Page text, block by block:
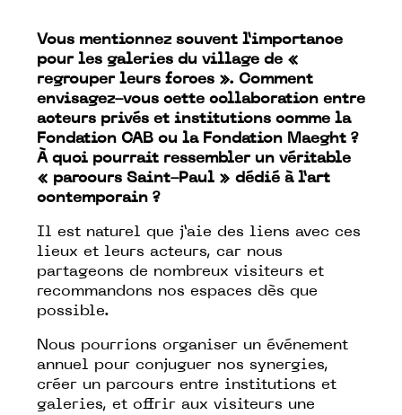
Vous mentionnez souvent l’importance
pour les galeries du village de «
regrouper leurs forces ». Comment
envisagez-vous cette collaboration entre
acteurs privés et institutions comme la
Fondation CAB ou la Fondation Maeght ?
À quoi pourrait ressembler un véritable
« parcours Saint-Paul » dédié à l’art
contemporain ?
Il est naturel que j’aie des liens avec ces
lieux et leurs acteurs, car nous
partageons de nombreux visiteurs et
recommandons nos espaces dès que
possible.
Nous pourrions organiser un événement
annuel pour conjuguer nos synergies,
créer un parcours entre institutions et
galeries, et offrir aux visiteurs une